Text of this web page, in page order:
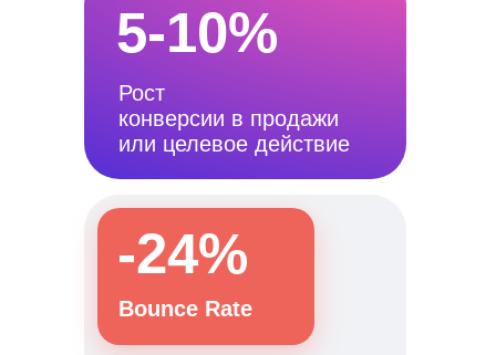
Рост
конверсии в продажи
или целевое действие
5-10%
Bounce Rate
-24%